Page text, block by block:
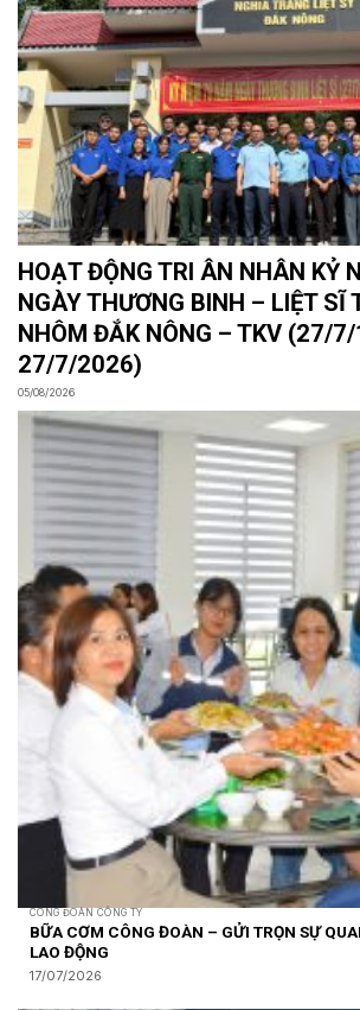
HOẠT ĐỘNG TRI ÂN NHÂN KỶ
NGÀY THƯƠNG BINH – LIỆT SĨ
NHÔM ĐẮK NÔNG – TKV (27/
27/7/2026)
05/08/2026
CÔNG ĐOÀN CÔNG TY
BỮA CƠM CÔNG ĐOÀN – GỬI TRỌN SỰ
LAO ĐỘNG
17/07/2026